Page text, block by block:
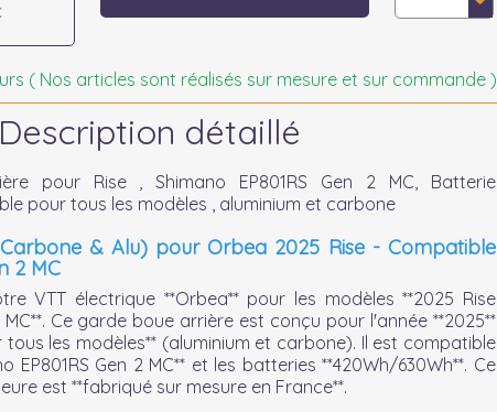
( Nos articles sont réalisés sur mesure et sur commande )
Description détaillé
pour Rise , Shimano EP801RS Gen 2 MC, Batterie
pour tous les modèles , aluminium et carbone
& Alu) pour Orbea 2025 Rise - Compatible
2 MC
VTT électrique **Orbea** pour les modèles **2025 Rise
MC**. Ce garde boue arrière est conçu pour l'année **2025**
les modèles** (aluminium et carbone). Il est compatible
EP801RS Gen 2 MC** et les batteries **420Wh/630Wh**. Ce
est **fabriqué sur mesure en France**.